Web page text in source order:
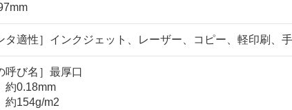
タ適性］インクジェット、レーザー、コピー、軽印刷、
呼び名］最厚口
約0.18mm
約154g/m2